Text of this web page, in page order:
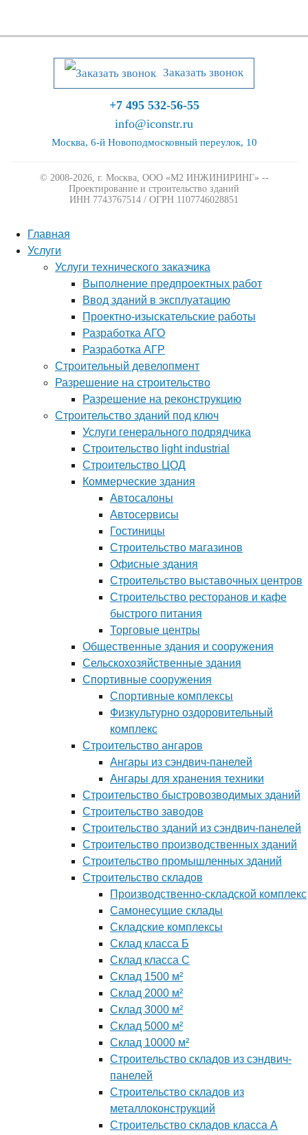
Заказать звонок
+7 495 532-56-55
info@iconstr.ru
Москва, 6-й Новоподмосковный переулок, 10
© 2008-2026, г. Москва, ООО «М2 ИНЖИНИРИНГ» --
Проектирование и строительство зданий
ИНН 7743767514 / ОГРН 1107746028851
Главная
Услуги
Услуги технического заказчика
Выполнение предпроектных работ
Ввод зданий в эксплуатацию
Проектно-изыскательские работы
Разработка АГО
Разработка АГР
Строительный девелопмент
Разрешение на строительство
Разрешение на реконструкцию
Строительство зданий под ключ
Услуги генерального подрядчика
Строительство light industrial
Строительство ЦОД
Коммерческие здания
Автосалоны
Автосервисы
Гостиницы
Строительство магазинов
Офисные здания
Строительство выставочных центров
Строительство ресторанов и кафе
быстрого питания
Торговые центры
Общественные здания и сооружения
Сельскохозяйственные здания
Спортивные сооружения
Спортивные комплексы
Физкультурно оздоровительный
комплекс
Строительство ангаров
Ангары из сэндвич-панелей
Ангары для хранения техники
Строительство быстровозводимых зданий
Строительство заводов
Строительство зданий из сэндвич-панелей
Строительство производственных зданий
Строительство промышленных зданий
Строительство складов
Производственно-складской комплекс
Самонесущие склады
Складские комплексы
Склад класса Б
Склад класса С
Склад 1500 м²
Склад 2000 м²
Склад 3000 м²
Склад 5000 м²
Склад 10000 м²
Строительство складов из сэндвич-
панелей
Строительство складов из
металлоконструкций
Строительство складов класса А